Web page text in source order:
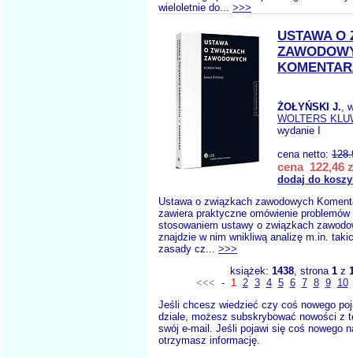
wieloletnie do... >>>
USTAWA O
ŻOŁYŃSKI J.,
WOLTERS
wydanie I
cena netto:
cena 122,46
dodaj do
Ustawa o związkach zawodowych
zawiera praktyczne omówienie
stosowaniem ustawy o związkach
znajdzie w nim wnikliwą analizę m.in.
zasady cz... >>>
książek: 1438, strona 1z
<<< - 1 2 3 4 5 6 7 8 9
10
Jeśli chcesz wiedzieć czy coś nowego
dziale, możesz subskrybować nowości z
swój e-mail. Jeśli pojawi się coś nowego
otrzymasz informację.